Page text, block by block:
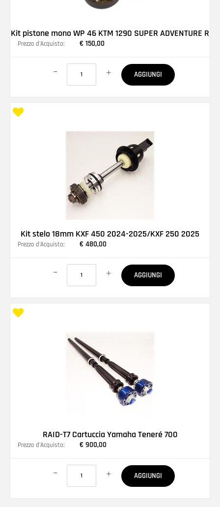
Kit pistone mono WP 46 KTM 1290 SUPER ADVENTURE R
Prezzo d'Acquisto: € 150,00
Quantità
AGGIUNGI
Kit stelo 18mm KXF 450 2024-2025/KXF 250 2025
Prezzo d'Acquisto: € 480,00
Quantità
AGGIUNGI
RAID-T7 Cartuccia Yamaha Teneré 700
Prezzo d'Acquisto: € 900,00
Quantità
AGGIUNGI